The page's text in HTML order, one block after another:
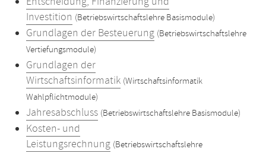
Investition (Betriebswirtschaftslehre Basismodule)
Grundlagen der Besteuerung (Betriebswirtschaftslehre
Vertiefungsmodule)
Grundlagen der
Wirtschaftsinformatik (Wirtschaftsinformatik
Wahlpflichtmodule)
Jahresabschluss (Betriebswirtschaftslehre Basismodule)
Kosten- und
Leistungsrechnung (Betriebswirtschaftslehre